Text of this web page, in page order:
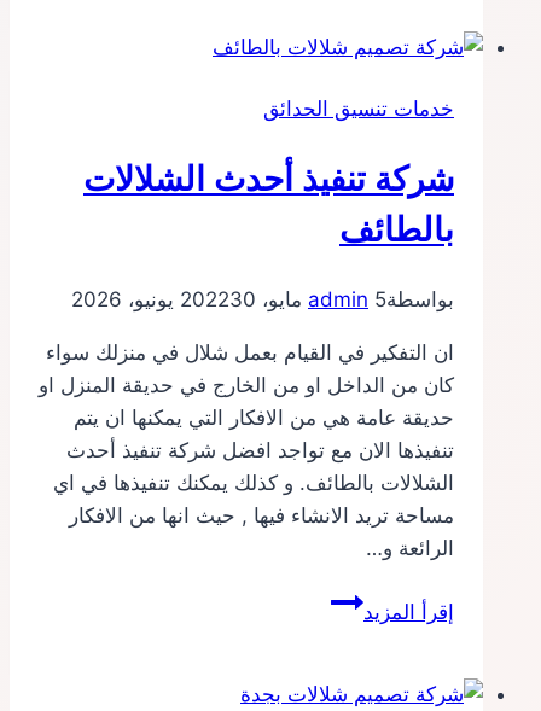
بمكة
خدمات تنسيق الحدائق
شركة تنفيذ أحدث الشلالات
بالطائف
بواسطة admin 5 مايو، 2022 30 يونيو، 2026
ان التفكير في القيام بعمل شلال في منزلك سواء
كان من الداخل او من الخارج في حديقة المنزل او
حديقة عامة هي من الافكار التي يمكنها ان يتم
تنفيذها الان مع تواجد افضل شركة تنفيذ أحدث
الشلالات بالطائف. و كذلك يمكنك تنفيذها في اي
مساحة تريد الانشاء فيها , حيث انها من الافكار
الرائعة و…
إقرأ المزيدشركة
الشلالات